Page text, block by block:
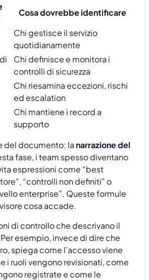
Cosa dovrebbe identificare
Chi gestisce il servizio
quotidianamente
Chi definisce e monitora i
controlli di sicurezza
Chi riesamina eccezioni, rischi
ed escalation
Chi mantiene i record a
supporto
del documento: la narrazione del
fase, i team spesso diventano
espressioni come “best
“controlli non definiti” o
enterprise”. Queste formule
cosa accade.
di controllo che descrivano il
esempio, invece di dire che
spiega come l’accesso viene
i ruoli vengono revisionati, come
registrate e come le